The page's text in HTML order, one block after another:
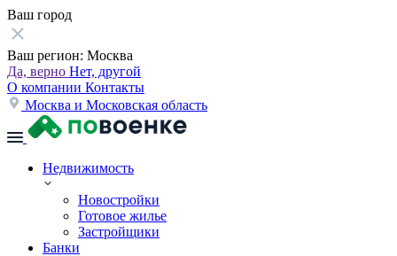
Ваш город
Ваш регион: Москва
Да, верно Нет, другой
О компании Контакты
Москва и Московская область
Недвижимость
Новостройки
Готовое жилье
Застройщики
Банки